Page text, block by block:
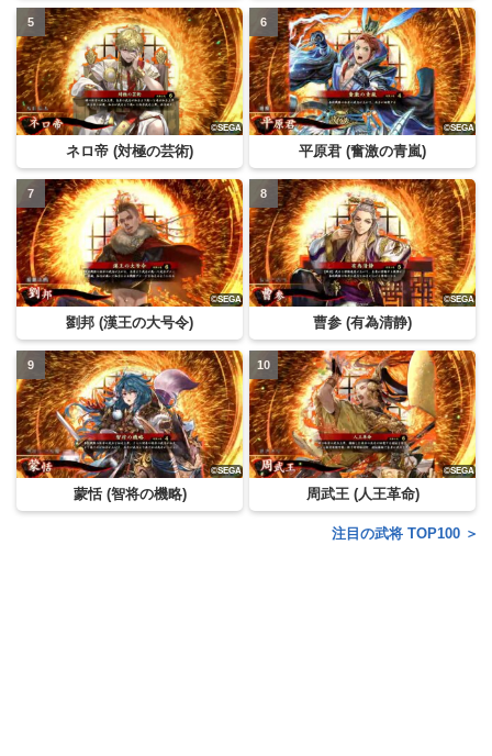
ネロ帝 (対極の芸術) 平原君 (奮激の青嵐)
劉邦 (漢王の大号令) 曹参 (有為清静)
蒙恬 (智将の機略) 周武王 (人王革命)
注目の武将 TOP100 ＞